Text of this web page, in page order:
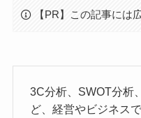
【PR】この記事には
3C分析、SWOT分析
ど、経営やビジネス